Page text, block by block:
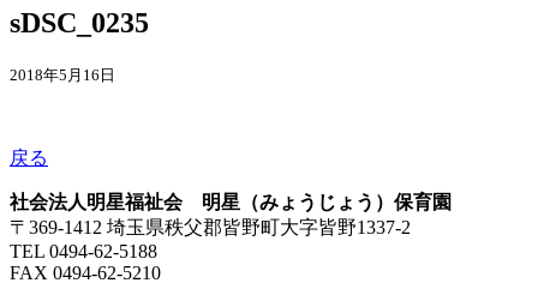
sDSC_0235
2018年5月16日
戻る
社会法人明星福祉会 明星（みょうじょう）保育園
〒369-1412 埼玉県秩父郡皆野町大字皆野1337-2
TEL 0494-62-5188
FAX 0494-62-5210